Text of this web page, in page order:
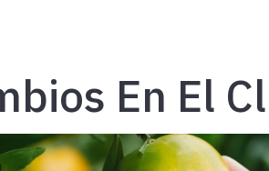
En El